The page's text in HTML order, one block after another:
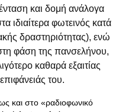
και δομή ανάλογα
ιδιαίτερα φωτεινός κατά
δραστηριότητας), ενώ
φάση της πανσελήνου,
καθαρά εξαιτίας
του.
και στο «ραδιοφωνικό